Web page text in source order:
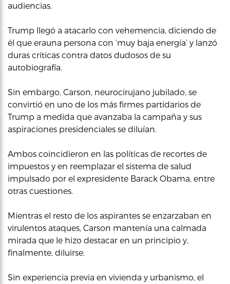
audiencias.
Trump llegó a atacarlo con vehemencia, diciendo de
él que erauna persona con ‘muy baja energía’ y lanzó
duras críticas contra datos dudosos de su
autobiografía.
Sin embargo, Carson, neurocirujano jubilado, se
convirtió en uno de los más firmes partidarios de
Trump a medida que avanzaba la campaña y sus
aspiraciones presidenciales se diluían.
Ambos coincidieron en las políticas de recortes de
impuestos y en reemplazar el sistema de salud
impulsado por el expresidente Barack Obama, entre
otras cuestiones.
Mientras el resto de los aspirantes se enzarzaban en
virulentos ataques, Carson mantenía una calmada
mirada que le hizo destacar en un principio y,
finalmente, diluirse.
Sin experiencia previa en vivienda y urbanismo, el